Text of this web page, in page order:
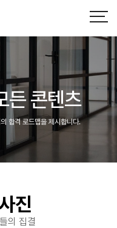
든 콘텐츠
합격 로드맵을 제시합니다.
진
의 집결